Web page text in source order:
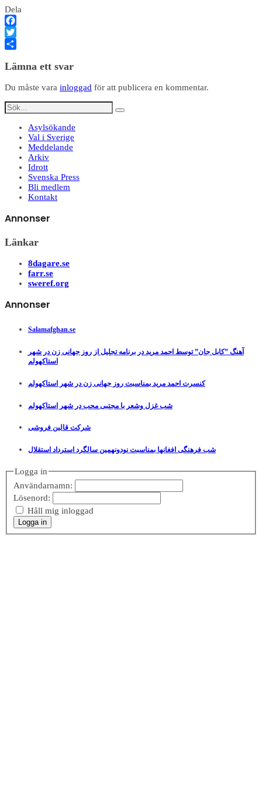
Dela
Facebook
Twitter
Lämna ett svar
Du måste vara inloggad för att publicera en kommentar.
Asylsökande
Val i Sverige
Meddelande
Arkiv
Idrott
Svenska Press
Bli medlem
Kontakt
Annonser
Länkar
8dagare.se
farr.se
sweref.org
Annonser
Salamafghan.se
آهنگ ”کابل جان” توسط احمد مرید در برنامه تجلیل از روز جهانی زن در شهر
استاکهولم
کنسرت احمد مرید بمناسبت روز جهانی زن در شهر استاکهولم
شب غزل وشعر با مجتبی محب در شهر استاکهولم
شرکت قالین فروشی
شب فرهنگی افغانها بمناسبت نودونهمین سالگرد استرداد استقلال
Logga in
Användarnamn:
Lösenord:
Håll mig inloggad
Logga in